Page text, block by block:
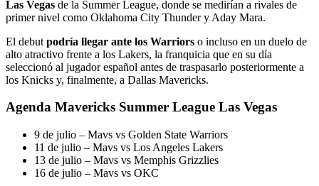
Las Vegas de la Summer League, donde se medirían a rivales de
primer nivel como Oklahoma City Thunder y Aday Mara.
El debut podría llegar ante los Warriors o incluso en un duelo de
alto atractivo frente a los Lakers, la franquicia que en su día
seleccionó al jugador español antes de traspasarlo posteriormente a
los Knicks y, finalmente, a Dallas Mavericks.
Agenda Mavericks Summer League Las Vegas
9 de julio – Mavs vs Golden State Warriors
11 de julio – Mavs vs Los Angeles Lakers
13 de julio – Mavs vs Memphis Grizzlies
16 de julio – Mavs vs OKC